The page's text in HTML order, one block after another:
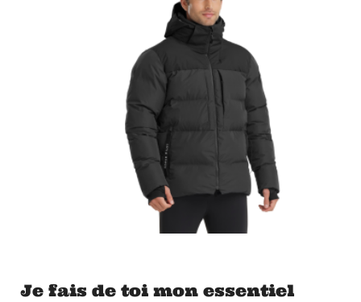
Je fais de toi mon essentiel